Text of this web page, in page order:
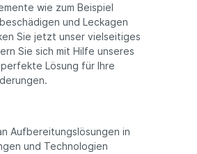
wie zum Beispiel
und Leckagen
Sie jetzt unser vielseitiges
Sie sich mit Hilfe unseres
Lösung für Ihre
Aufbereitungslösungen in
und Technologien